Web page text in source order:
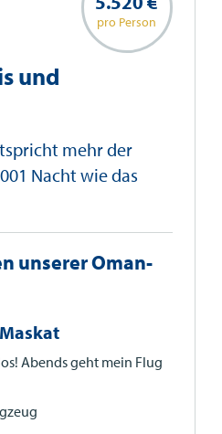
pro Person
und
mehr der
Nacht wie das
unserer Oman-
Abends geht mein Flug